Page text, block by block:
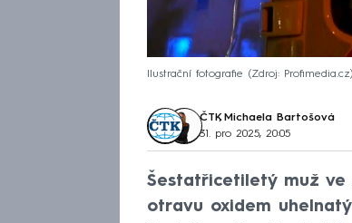
Ilustrační fotografie Zdroj: Profimedia.cz
ČTK, Michaela Bartošová
31. pro 2025, 20:05
Šestatřicetiletý muž ve
otravu oxidem